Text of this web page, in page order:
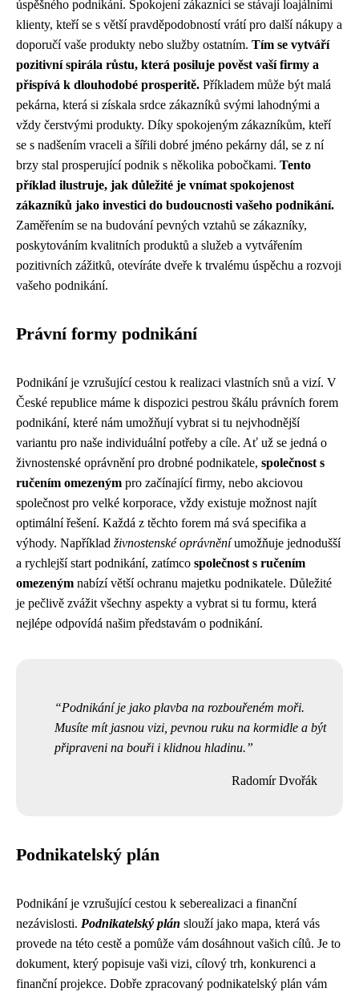
úspěšného podnikání. Spokojení zákazníci se stávají loajálními
klienty, kteří se s větší pravděpodobností vrátí pro další nákupy a
doporučí vaše produkty nebo služby ostatním. Tím se vytváří
pozitivní spirála růstu, která posiluje pověst vaší firmy a
přispívá k dlouhodobé prosperitě. Příkladem může být malá
pekárna, která si získala srdce zákazníků svými lahodnými a
vždy čerstvými produkty. Díky spokojeným zákazníkům, kteří
se s nadšením vraceli a šířili dobré jméno pekárny dál, se z ní
brzy stal prosperující podnik s několika pobočkami. Tento
příklad ilustruje, jak důležité je vnímat spokojenost
zákazníků jako investici do budoucnosti vašeho podnikání.
Zaměřením se na budování pevných vztahů se zákazníky,
poskytováním kvalitních produktů a služeb a vytvářením
pozitivních zážitků, otevíráte dveře k trvalému úspěchu a rozvoji
vašeho podnikání.
Právní formy podnikání
Podnikání je vzrušující cestou k realizaci vlastních snů a vizí. V
České republice máme k dispozici pestrou škálu právních forem
podnikání, které nám umožňují vybrat si tu nejvhodnější
variantu pro naše individuální potřeby a cíle. Ať už se jedná o
živnostenské oprávnění pro drobné podnikatele, společnost s
ručením omezeným pro začínající firmy, nebo akciovou
společnost pro velké korporace, vždy existuje možnost najít
optimální řešení. Každá z těchto forem má svá specifika a
výhody. Například živnostenské oprávněníumožňuje jednodušší
a rychlejší start podnikání, zatímco společnost s ručením
omezeným nabízí větší ochranu majetku podnikatele. Důležité
je pečlivě zvážit všechny aspekty a vybrat si tu formu, která
nejlépe odpovídá našim představám o podnikání.
Podnikání je jako plavba na rozbouřeném moři.
Musíte mít jasnou vizi, pevnou ruku na kormidle a být
připraveni na bouři i klidnou hladinu.
Radomír Dvořák
Podnikatelský plán
Podnikání je vzrušující cestou k seberealizaci a finanční
nezávislosti. Podnikatelský plán slouží jako mapa, která vás
provede na této cestě a pomůže vám dosáhnout vašich cílů. Je to
dokument, který popisuje vaši vizi, cílový trh, konkurenci a
finanční projekce. Dobře zpracovaný podnikatelský plán vám